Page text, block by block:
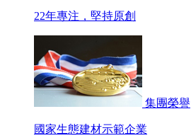
22年專注，堅持原創
集團榮譽
國家生態建材示範企業